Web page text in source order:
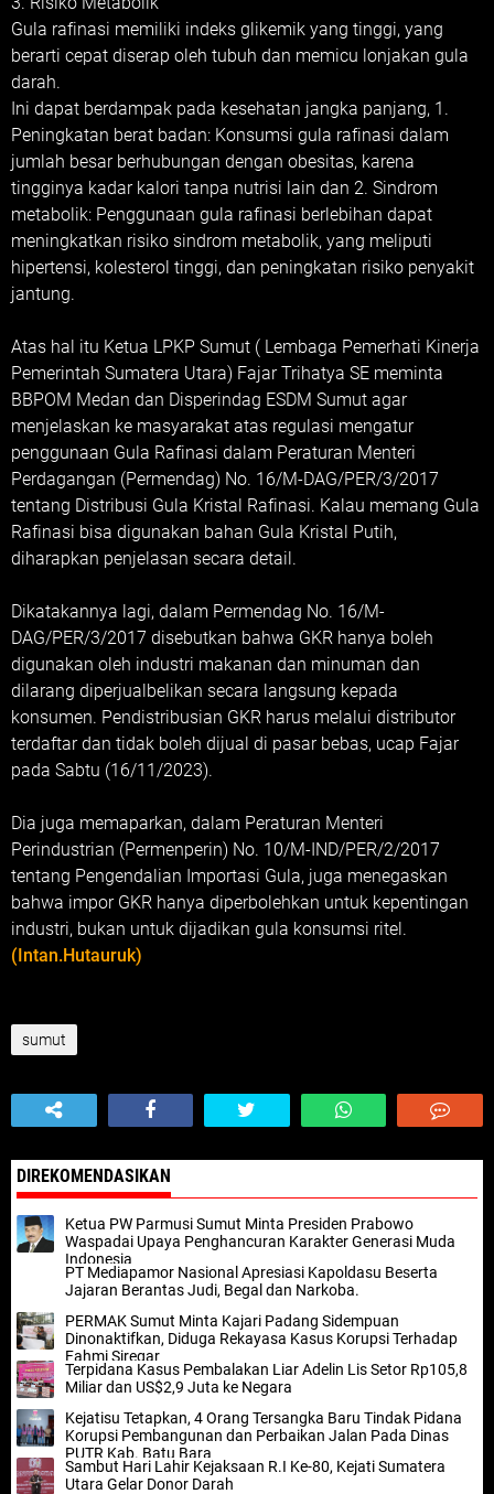
Gula rafinasi memiliki indeks glikemik yang tinggi, yang
berarti cepat diserap oleh tubuh dan memicu lonjakan gula
darah.
Ini dapat berdampak pada kesehatan jangka panjang, 1.
Peningkatan berat badan: Konsumsi gula rafinasi dalam
jumlah besar berhubungan dengan obesitas, karena
tingginya kadar kalori tanpa nutrisi lain dan 2. Sindrom
metabolik: Penggunaan gula rafinasi berlebihan dapat
meningkatkan risiko sindrom metabolik, yang meliputi
hipertensi, kolesterol tinggi, dan peningkatan risiko penyakit
jantung.
Atas hal itu Ketua LPKP Sumut ( Lembaga Pemerhati Kinerja
Pemerintah Sumatera Utara) Fajar Trihatya SE meminta
BBPOM Medan dan Disperindag ESDM Sumut agar
menjelaskan ke masyarakat atas regulasi mengatur
penggunaan Gula Rafinasi dalam Peraturan Menteri
Perdagangan (Permendag) No. 16/M-DAG/PER/3/2017
tentang Distribusi Gula Kristal Rafinasi. Kalau memang Gula
Rafinasi bisa digunakan bahan Gula Kristal Putih,
diharapkan penjelasan secara detail.
Dikatakannya lagi, dalam Permendag No. 16/M-
DAG/PER/3/2017 disebutkan bahwa GKR hanya boleh
digunakan oleh industri makanan dan minuman dan
dilarang diperjualbelikan secara langsung kepada
konsumen. Pendistribusian GKR harus melalui distributor
terdaftar dan tidak boleh dijual di pasar bebas, ucap Fajar
pada Sabtu (16/11/2023).
Dia juga memaparkan, dalam Peraturan Menteri
Perindustrian (Permenperin) No. 10/M-IND/PER/2/2017
tentang Pengendalian Importasi Gula, juga menegaskan
bahwa impor GKR hanya diperbolehkan untuk kepentingan
industri, bukan untuk dijadikan gula konsumsi ritel.
(Intan.Hutauruk)
sumut
DIREKOMENDASIKAN
Ketua PW Parmusi Sumut Minta Presiden Prabowo
Waspadai Upaya Penghancuran Karakter Generasi Muda
Indonesia
PT Mediapamor Nasional Apresiasi Kapoldasu Beserta
Jajaran Berantas Judi, Begal dan Narkoba.
PERMAK Sumut Minta Kajari Padang Sidempuan
Dinonaktifkan, Diduga Rekayasa Kasus Korupsi Terhadap
Fahmi Siregar
Terpidana Kasus Pembalakan Liar Adelin Lis Setor Rp105,8
Miliar dan US$2,9 Juta ke Negara
Kejatisu Tetapkan, 4 Orang Tersangka Baru Tindak Pidana
Korupsi Pembangunan dan Perbaikan Jalan Pada Dinas
PUTR Kab. Batu Bara
Sambut Hari Lahir Kejaksaan R.I Ke-80, Kejati Sumatera
Utara Gelar Donor Darah